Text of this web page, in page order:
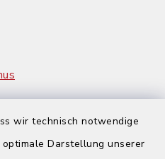
wir technisch notwendige
Darstellung unserer